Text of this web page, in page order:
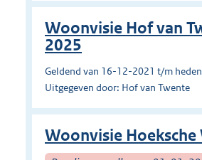
Woonvisie Hof van
2025
Geldend van 16-12-2021 t/m heden
Uitgegeven door: Hof van Twente
Woonvisie Hoeksche